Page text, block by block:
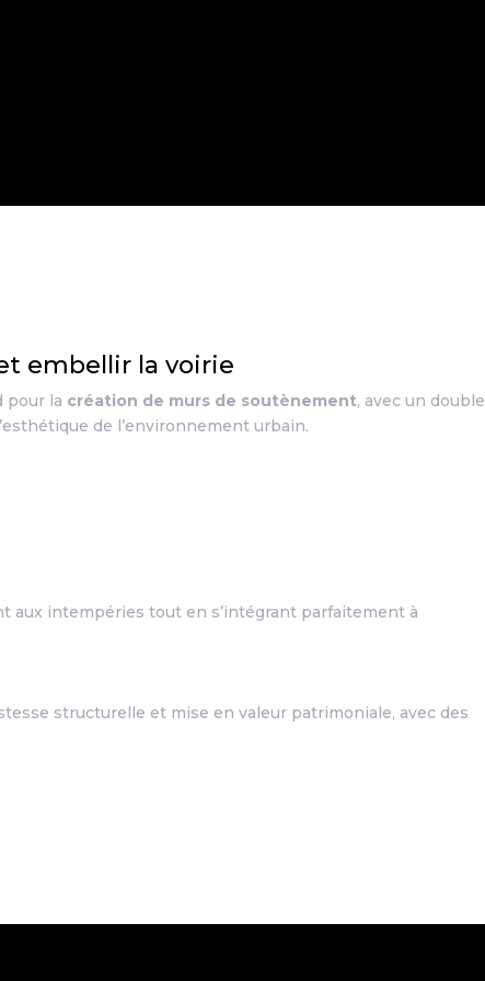
embellir la voirie
pour la création de murs de soutènement, avec un double
de l’environnement urbain.
aux intempéries tout en s’intégrant parfaitement à
structurelle et mise en valeur patrimoniale, avec des